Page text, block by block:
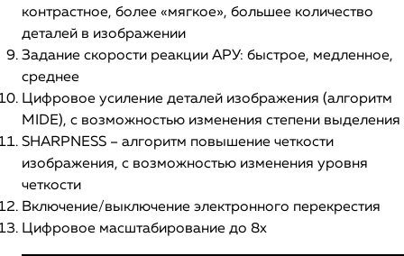
контрастное, более «мягкое», большее количество
деталей в изображении
Задание скорости реакции АРУ: быстрое, медленное,
среднее
Цифровое усиление деталей изображения (алгоритм
МIDE), с возможностью изменения степени выделения
SHARPNESS – алгоритм повышение четкости
изображения, с возможностью изменения уровня
четкости
Включение/выключение электронного перекрестия
Цифровое масштабирование до 8х